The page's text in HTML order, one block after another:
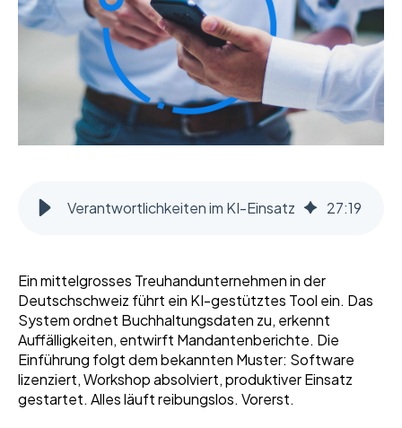
Verantwortlichkeiten im KI-Einsatz 27:19
Ein mittelgrosses Treuhandunternehmen in der
Deutschschweiz führt ein KI-gestütztes Tool ein. Das
System ordnet Buchhaltungsdaten zu, erkennt
Auffälligkeiten, entwirft Mandantenberichte. Die
Einführung folgt dem bekannten Muster: Software
lizenziert, Workshop absolviert, produktiver Einsatz
gestartet. Alles läuft reibungslos. Vorerst.